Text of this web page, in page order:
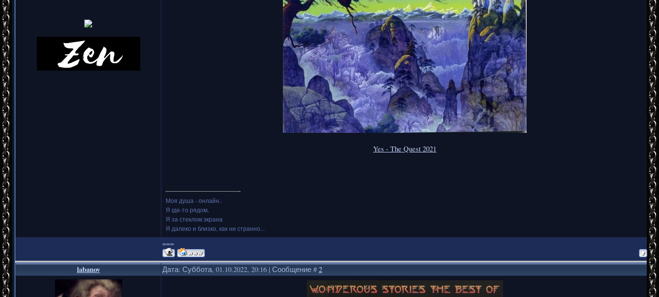
Yes - The Quest 2021
Моя душа - онлайн..
Я где-то рядом,
Я за стеклом экрана
Я далеко и близко, как ни странно...
===
labanov Дата: Суббота, 01.10.2022, 20:16 | Сообщение #2